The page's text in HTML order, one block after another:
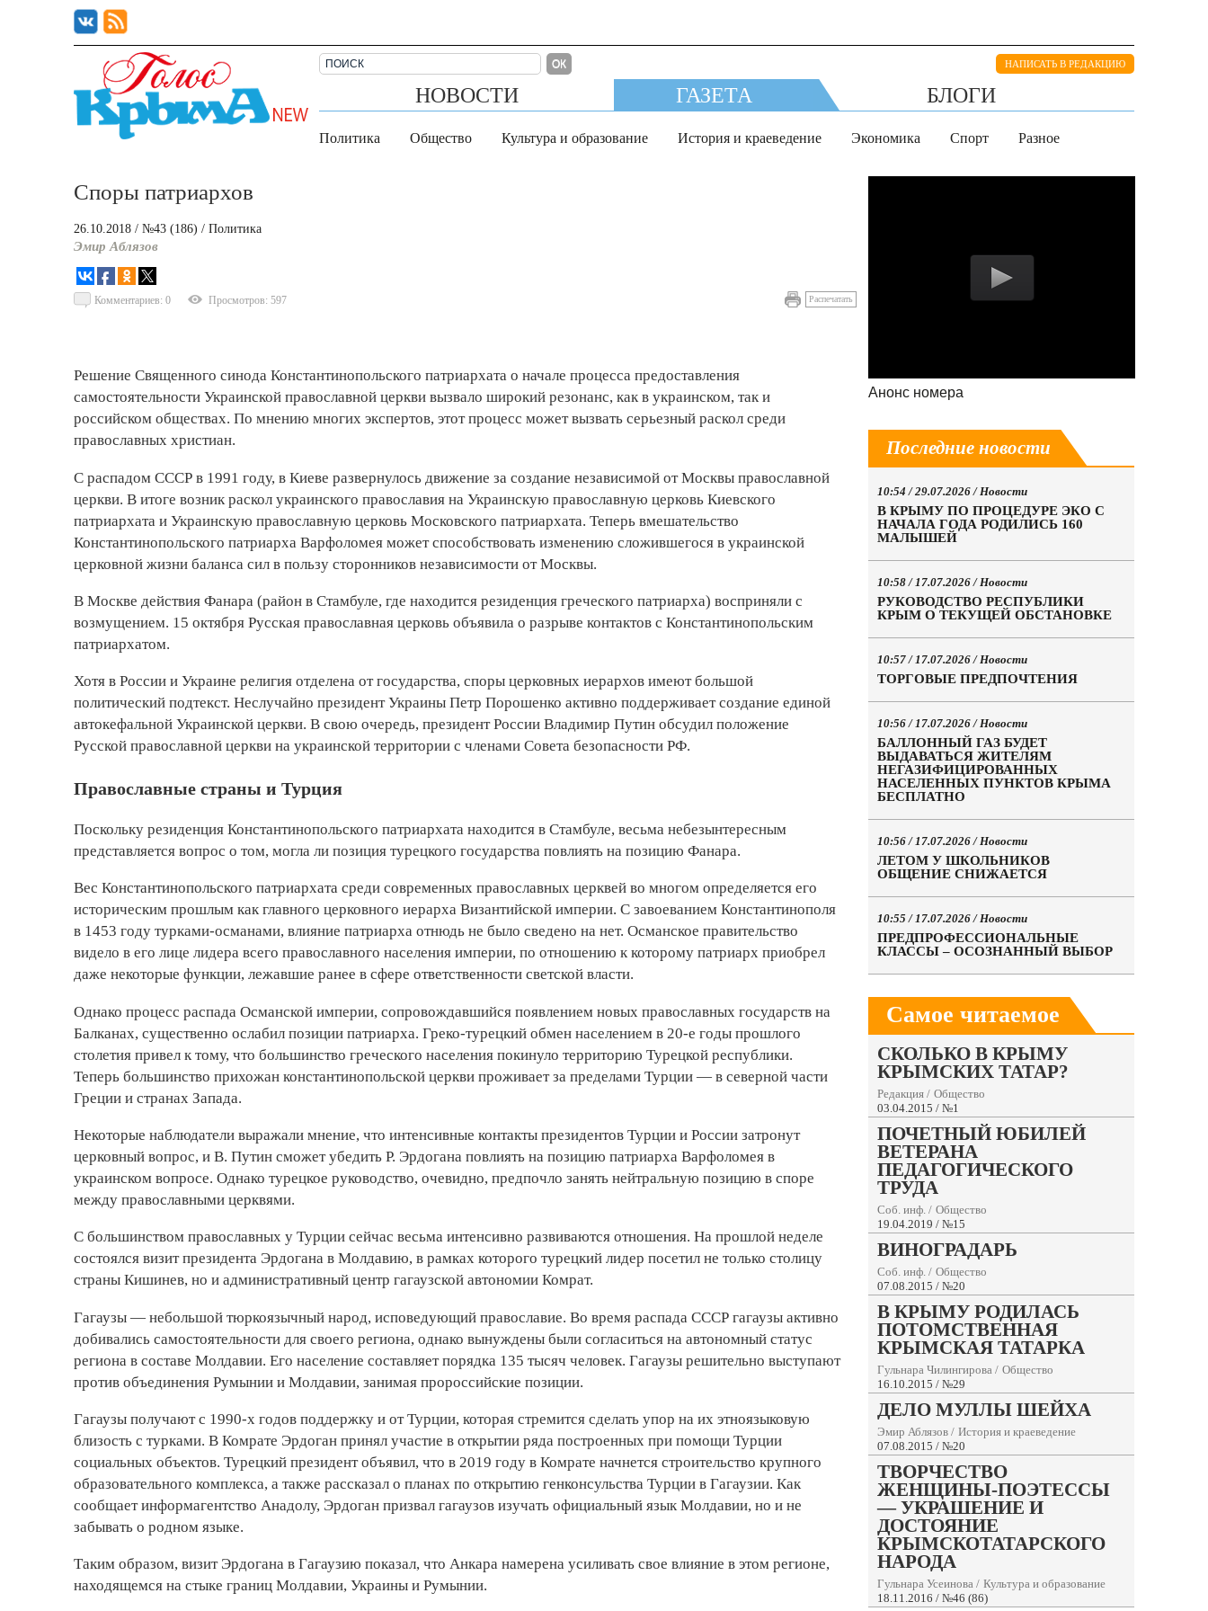
ОК НАПИСАТЬ В РЕДАКЦИЮ
НОВОСТИ ГАЗЕТА БЛОГИ
Политика Общество Культура и образование История и краеведение Экономика Спорт Разное
Споры патриархов
26.10.2018 / №43 (186) / Политика
Эмир Аблязов
Комментариев: 0 Просмотров: 597 Распечатать
Решение Священного синода Константинопольского патриархата о начале процесса предоставления
самостоятельности Украинской православной церкви вызвало широкий резонанс, как в украинском, так и
российском обществах. По мнению многих экспертов, этот процесс может вызвать серьезный раскол среди
православных христиан.
С распадом СССР в 1991 году, в Киеве развернулось движение за создание независимой от Москвы православной
церкви. В итоге возник раскол украинского православия на Украинскую православную церковь Киевского
патриархата и Украинскую православную церковь Московского патриархата. Теперь вмешательство
Константинопольского патриарха Варфоломея может способствовать изменению сложившегося в украинской
церковной жизни баланса сил в пользу сторонников независимости от Москвы.
В Москве действия Фанара (район в Стамбуле, где находится резиденция греческого патриарха) восприняли с
возмущением. 15 октября Русская православная церковь объявила о разрыве контактов с Константинопольским
патриархатом.
Хотя в России и Украине религия отделена от государства, споры церковных иерархов имеют большой
политический подтекст. Неслучайно президент Украины Петр Порошенко активно поддерживает создание единой
автокефальной Украинской церкви. В свою очередь, президент России Владимир Путин обсудил положение
Русской православной церкви на украинской территории с членами Совета безопасности РФ.
Православные страны и Турция
Поскольку резиденция Константинопольского патриархата находится в Стамбуле, весьма небезынтересным
представляется вопрос о том, могла ли позиция турецкого государства повлиять на позицию Фанара.
Вес Константинопольского патриархата среди современных православных церквей во многом определяется его
историческим прошлым как главного церковного иерарха Византийской империи. С завоеванием Константинополя
в 1453 году турками-османами, влияние патриарха отнюдь не было сведено на нет. Османское правительство
видело в его лице лидера всего православного населения империи, по отношению к которому патриарх приобрел
даже некоторые функции, лежавшие ранее в сфере ответственности светской власти.
Однако процесс распада Османской империи, сопровождавшийся появлением новых православных государств на
Балканах, существенно ослабил позиции патриарха. Греко-турецкий обмен населением в 20-е годы прошлого
столетия привел к тому, что большинство греческого населения покинуло территорию Турецкой республики.
Теперь большинство прихожан константинопольской церкви проживает за пределами Турции — в северной части
Греции и странах Запада.
Некоторые наблюдатели выражали мнение, что интенсивные контакты президентов Турции и России затронут
церковный вопрос, и В. Путин сможет убедить Р. Эрдогана повлиять на позицию патриарха Варфоломея в
украинском вопросе. Однако турецкое руководство, очевидно, предпочло занять нейтральную позицию в споре
между православными церквями.
С большинством православных у Турции сейчас весьма интенсивно развиваются отношения. На прошлой неделе
состоялся визит президента Эрдогана в Молдавию, в рамках которого турецкий лидер посетил не только столицу
страны Кишинев, но и административный центр гагаузской автономии Комрат.
Гагаузы — небольшой тюркоязычный народ, исповедующий православие. Во время распада СССР гагаузы активно
добивались самостоятельности для своего региона, однако вынуждены были согласиться на автономный статус
региона в составе Молдавии. Его население составляет порядка 135 тысяч человек. Гагаузы решительно выступают
против объединения Румынии и Молдавии, занимая пророссийские позиции.
Гагаузы получают с 1990-х годов поддержку и от Турции, которая стремится сделать упор на их этноязыковую
близость с турками. В Комрате Эрдоган принял участие в открытии ряда построенных при помощи Турции
социальных объектов. Турецкий президент объявил, что в 2019 году в Комрате начнется строительство крупного
образовательного комплекса, а также рассказал о планах по открытию генконсульства Турции в Гагаузии. Как
сообщает информагентство Анадолу, Эрдоган призвал гагаузов изучать официальный язык Молдавии, но и не
забывать о родном языке.
Таким образом, визит Эрдогана в Гагаузию показал, что Анкара намерена усиливать свое влияние в этом регионе,
находящемся на стыке границ Молдавии, Украины и Румынии.
Анонс номера
Последние новости
10:54 / 29.07.2026 /Новости
В КРЫМУ ПО ПРОЦЕДУРЕ ЭКО С
НАЧАЛА ГОДА РОДИЛИСЬ 160
МАЛЫШЕЙ
10:58 / 17.07.2026 /Новости
РУКОВОДСТВО РЕСПУБЛИКИ
КРЫМ О ТЕКУЩЕЙ ОБСТАНОВКЕ
10:57 / 17.07.2026 /Новости
ТОРГОВЫЕ ПРЕДПОЧТЕНИЯ
10:56 / 17.07.2026 /Новости
БАЛЛОННЫЙ ГАЗ БУДЕТ
ВЫДАВАТЬСЯ ЖИТЕЛЯМ
НЕГАЗИФИЦИРОВАННЫХ
НАСЕЛЕННЫХ ПУНКТОВ КРЫМА
БЕСПЛАТНО
10:56 / 17.07.2026 /Новости
ЛЕТОМ У ШКОЛЬНИКОВ
ОБЩЕНИЕ СНИЖАЕТСЯ
10:55 / 17.07.2026 /Новости
ПРЕДПРОФЕССИОНАЛЬНЫЕ
КЛАССЫ – ОСОЗНАННЫЙ ВЫБОР
Самое читаемое
СКОЛЬКО В КРЫМУ
КРЫМСКИХ ТАТАР?
Редакция / Общество
03.04.2015 / №1
ПОЧЕТНЫЙ ЮБИЛЕЙ
ВЕТЕРАНА
ПЕДАГОГИЧЕСКОГО
ТРУДА
Соб. инф. / Общество
19.04.2019 / №15
ВИНОГРАДАРЬ
Соб. инф. / Общество
07.08.2015 / №20
В КРЫМУ РОДИЛАСЬ
ПОТОМСТВЕННАЯ
КРЫМСКАЯ ТАТАРКА
Гульнара Чилингирова / Общество
16.10.2015 / №29
ДЕЛО МУЛЛЫ ШЕЙХА
Эмир Аблязов / История и краеведение
07.08.2015 / №20
ТВОРЧЕСТВО
ЖЕНЩИНЫ-ПОЭТЕССЫ
— УКРАШЕНИЕ И
ДОСТОЯНИЕ
КРЫМСКОТАТАРСКОГО
НАРОДА
Гульнара Усеинова / Культура и образование
18.11.2016 / №46 (86)